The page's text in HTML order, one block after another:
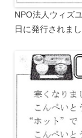
NPO法人ウィズ
日に発行されまし